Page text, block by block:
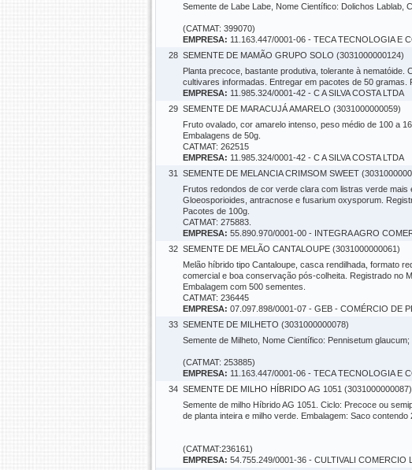
Semente de Labe Labe, Nome Científico: Dolichos Lablab,
(CATMAT: 399070)
EMPRESA: 11.163.447/0001-06 - TECA TECNOLOGIA E
28 SEMENTE DE MAMÃO GRUPO SOLO (3031000000124)
Planta precoce, bastante produtiva, tolerante à
cultivares informadas. Entregar em pacotes de 50 gramas.
EMPRESA: 11.985.324/0001-42 - C A SILVA COSTA LTDA
29 SEMENTE DE MARACUJÁ AMARELO (3031000000059)
Fruto ovalado, cor amarelo intenso, peso médio de 100 a
Embalagens de 50g.
CATMAT: 262515
EMPRESA: 11.985.324/0001-42 - C A SILVA COSTA LTDA
31
SEMENTE DE MELANCIA CRIMSOM SWEET
Frutos redondos de cor verde clara com listras verde
Gloeosporioides, antracnose e fusarium oxysporum.
Pacotes de 100g.
CATMAT: 275883.
EMPRESA: 55.890.970/0001-00 - INTEGRA AGRO
32 SEMENTE DE MELÃO CANTALOUPE (3031000000061)
Melão híbrido tipo Cantaloupe, casca rendilhada, formato
comercial e boa conservação pós-colheita. Registrado no
Embalagem com 500 sementes.
CATMAT: 236445
EMPRESA: 07.097.898/0001-07 - GEB - COMÉRCIO DE
33 SEMENTE DE MILHETO (3031000000078)
Semente de Milheto, Nome Científico: Pennisetum
(CATMAT: 253885)
EMPRESA: 11.163.447/0001-06 - TECA TECNOLOGIA E
34 SEMENTE DE MILHO HÍBRIDO AG 1051 (3031000000087)
Semente de milho Híbrido AG 1051. Ciclo: Precoce ou
de planta inteira e milho verde. Embalagem: Saco contendo
(CATMAT:236161)
EMPRESA: 54.755.249/0001-36 - CULTIVALI COMERCIO